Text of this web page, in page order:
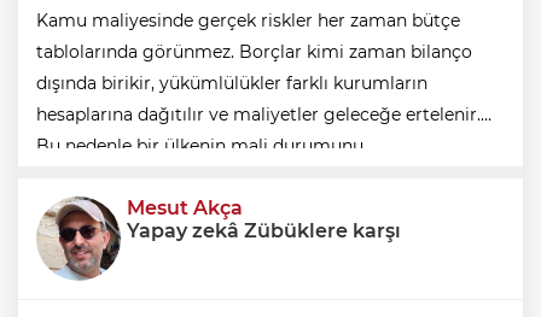
Kamu maliyesinde gerçek riskler her zaman bütçe
tablolarında görünmez. Borçlar kimi zaman bilanço
dışında birikir, yükümlülükler farklı kurumların
hesaplarına dağıtılır ve maliyetler geleceğe ertelenir.
Bu nedenle bir ülkenin mali durumunu
borç stok
Mesut Akça
Yapay zekâ Zübüklere karşı